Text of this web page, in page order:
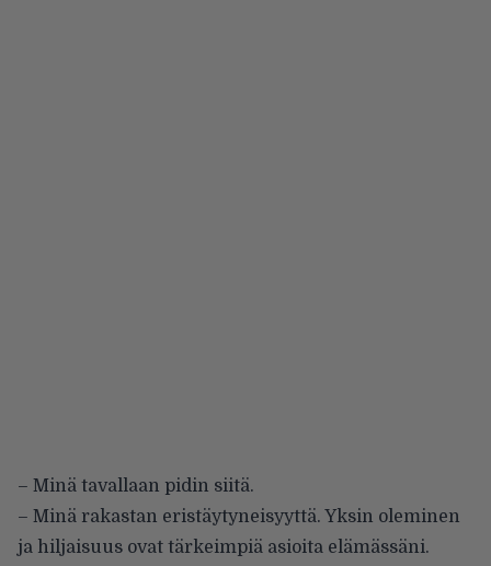
– Minä tavallaan pidin siitä.
– Minä rakastan eristäytyneisyyttä. Yksin oleminen
ja hiljaisuus ovat tärkeimpiä asioita elämässäni.